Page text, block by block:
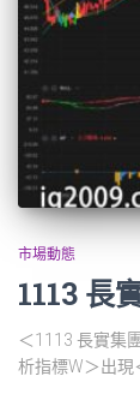
市場動態
1113 長
＜1113 長實集
析指標W＞出現